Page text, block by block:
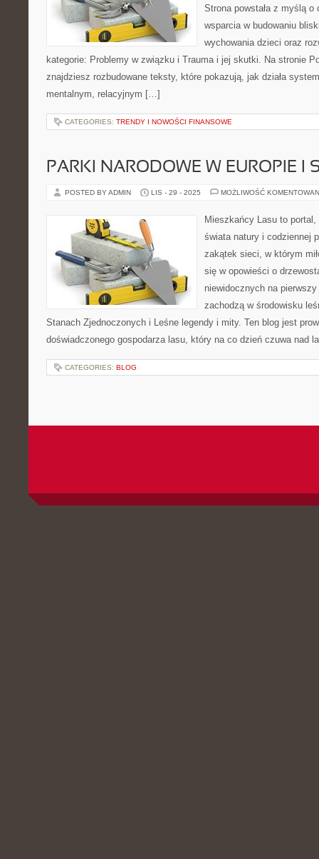
Strona powstała z myślą
wsparcia w budowaniu
wychowania dzieci oraz
kategorie: Problemy w związku i Trauma i jej skutki. Na stronie
znajdziesz rozbudowane teksty, które pokazują, jak działa
mentalnym, relacyjnym […]
CATEGORIES: TRENDY I NOWOŚCI FINANSOWE
PARKI NARODOWE W EUROPIE I
POSTED BY ADMIN LIS - 29 - 2025 MOŻLIWOŚĆ
Mieszkańcy Lasu to
świata natury i codziennej
zakątek sieci, w którym
się w opowieści o
niewidocznych na
zachodzą w środowisku
Stanach Zjednoczonych i Leśne legendy i mity. Ten blog jest
doświadczonego gospodarza lasu, który na co dzień czuwa nad
CATEGORIES: BLOG